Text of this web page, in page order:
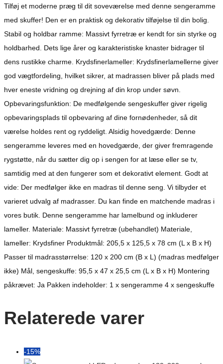
Tilføj et moderne præg til dit soveværelse med denne sengeramme
med skuffer! Den er en praktisk og dekorativ tilføjelse til din bolig.
Stabil og holdbar ramme: Massivt fyrretræ er kendt for sin styrke og
holdbarhed. Dets lige årer og karakteristiske knaster bidrager til
dens rustikke charme. Krydsfinerlameller: Krydsfinerlamellerne giver
god vægtfordeling, hvilket sikrer, at madrassen bliver på plads med
hver eneste vridning og drejning af din krop under søvn.
Opbevaringsfunktion: De medfølgende sengeskuffer giver rigelig
opbevaringsplads til opbevaring af dine fornødenheder, så dit
værelse holdes rent og ryddeligt. Alsidig hovedgærde: Denne
sengeramme leveres med en hovedgærde, der giver fremragende
rygstøtte, når du sætter dig op i sengen for at læse eller se tv,
samtidig med at den fungerer som et dekorativt element. Godt at
vide: Der medfølger ikke en madras til denne seng. Vi tilbyder et
varieret udvalg af madrasser. Du kan finde en matchende madras i
vores butik. Denne sengeramme har lamelbund og inkluderer
lameller. Materiale: Massivt fyrretræ (ubehandlet) Materiale,
lameller: Krydsfiner Produktmål: 205,5 x 125,5 x 78 cm (L x B x H)
Passer til madrasstørrelse: 120 x 200 cm (B x L) (madras medfølger
ikke) Mål, sengeskuffe: 95,5 x 47 x 25,5 cm (L x B x H) Montering
påkrævet: Ja Pakken indeholder: 1 x sengeramme 4 x sengeskuffe
Relaterede varer
-15%